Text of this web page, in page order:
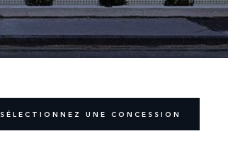
SÉLECTIONNEZ UNE CONCESSION